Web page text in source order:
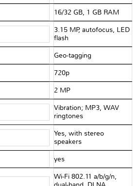
16/32 GB, 1 GB RAM
3.15 MP, autofocus, LED
flash
Geo-tagging
720p
2 MP
Vibration; MP3, WAV
ringtones
Yes, with stereo
speakers
yes
Wi-Fi 802.11 a/b/g/n,